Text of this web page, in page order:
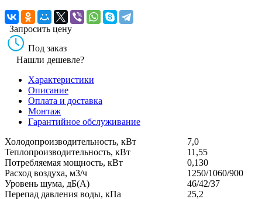
Запросить цену
Под заказ
Нашли дешевле?
Характеристики
Описание
Оплата и доставка
Монтаж
Гарантийное обслуживание
Холодопроизводительность, кВт
7,0
Теплопроизводительность, кВт
11,55
Потребляемая мощность, кВт
0,130
Расход воздуха, м3/ч
1250/1060/900
Уровень шума, дБ(А)
46/42/37
Перепад давления воды, кПа
25,2